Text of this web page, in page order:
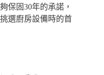
保固30年的承諾，
選廚房設備時的首